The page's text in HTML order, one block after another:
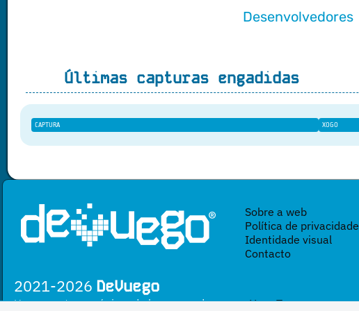
Desenvolvedores
Últimas capturas engadidas
CAPTURA XOGO
Sobre a web
Política de privacidade
Identidade visual
Contacto
2021-2026 DeVuego
Un proxecto sen ánimo de lucro creado por Yova Turnes